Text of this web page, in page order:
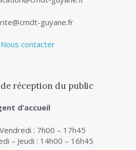
guyane.fr
Nous contacter
réception du public
d’accueil
: 7h00 – 17h45
– Jeudi : 14h00 – 16h45